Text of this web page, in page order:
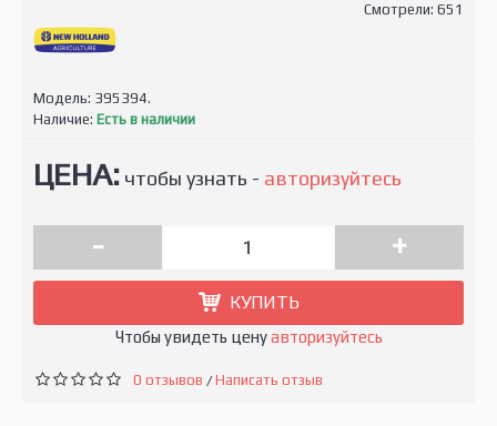
Смотрели: 651
Модель: 395394.
Наличие: Есть в наличии
ЦЕНА: чтобы узнать - авторизуйтесь
- +
КУПИТЬ
Чтобы увидеть ценуавторизуйтесь
0 отзывов /Написать отзыв